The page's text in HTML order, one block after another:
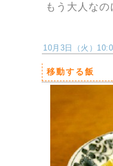
もう大人な
10月3日（火）
移動する飯